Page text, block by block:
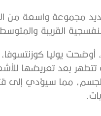
القريبة والمتوسطة، مما
يوليا كوزنتسوفا،
بعد تعريضها
مما سيؤدي إلى